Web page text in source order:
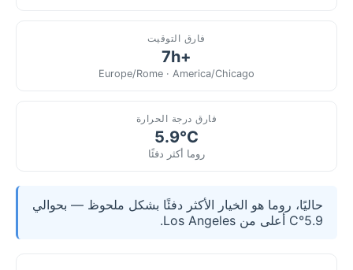
فارق التوقيت
+7h
Europe/Rome · America/Chicago
فارق درجة الحرارة
5.9°C
روما أكثر دفئًا
حاليًا، روما هو الخيار الأكثر دفئًا بشكل ملحوظ — بحوالي
5.9°C أعلى من Los Angeles.